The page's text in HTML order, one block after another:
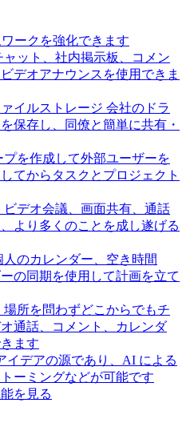
ークを強化できます
ャット、社内掲示板、コメン
デオアナウンスを使用できま
イルストレージ 会社のドラ
保存し、同僚と簡単に共有・
プを作成して外部ユーザーを
てからタスクとプロジェクト
ビデオ会議、画面共有、通話
より多くのことを成し遂げる
のカレンダー、空き時間
の同期を使用して計画を立て
場所を問わずどこからでもチ
通話、コメント、カレンダ
ます
イデアの源であり、AI による
ーミングなどが可能です
を見る